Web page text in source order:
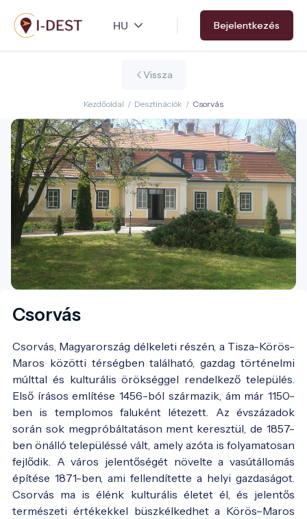
Ugrás
a
tartalomra
Bejelentkezés
Vissza
Kezdőoldal / Desztinációk / Csorvás
Csorvás
Csorvás, Magyarország délkeleti részén, a Tisza-Körös-
Maros közötti térségben található, gazdag történelmi
múlttal és kulturális örökséggel rendelkező település.
Első írásos említése 1456-ból származik, ám már 1150-
ben is templomos faluként létezett. Az évszázadok
során sok megpróbáltatáson ment keresztül, de 1857-
ben önálló településsé vált, amely azóta is folyamatosan
fejlődik. A város jelentőségét növelte a vasútállomás
építése 1871-ben, ami fellendítette a helyi gazdaságot.
Csorvás ma is élénk kulturális életet él, és jelentős
természeti értékekkel büszkélkedhet a Körös–Maros